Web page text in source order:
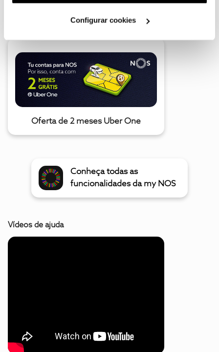
Configurar cookies
A poupança que COMBINA
Oferta de 2 meses Uber One
Conheça todas as
funcionalidades da my NOS
Vídeos de ajuda